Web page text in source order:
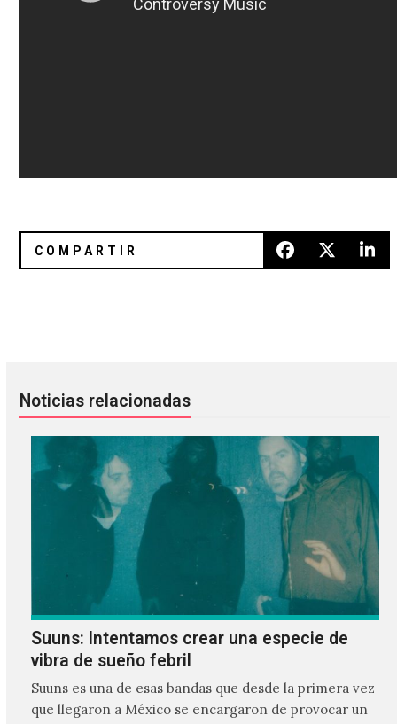
Noticias relacionadas
Suuns: Intentamos crear una especie de
vibra de sueño febril
Suuns es una de esas bandas que desde la primera vez
que llegaron a México se encargaron de provocar un